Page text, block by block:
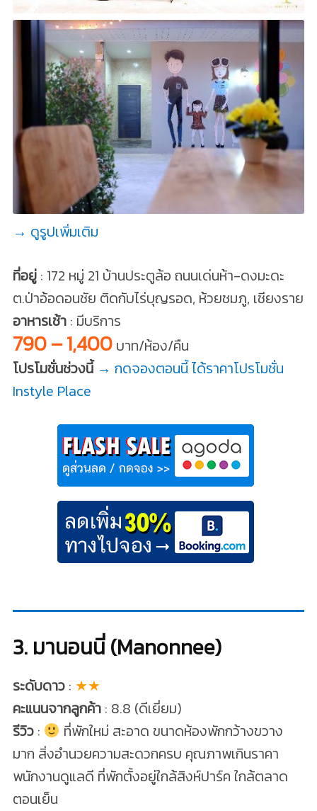
→ ดูรูปเพิ่มเติม
ที่อยู่: 172 หมู่ 21 บ้านประตูล้อ ถนนเด่นห้า-ดงมะดะ
ต.ป่าอ้อดอนชัย ติดกับไร่บุญรอด, ห้วยชมภู, เชียงราย
อาหารเช้า: มีบริการ
790 – 1,400บาท/ห้อง/คืน
โปรโมชั่นช่วงนี้ → กดจองตอนนี้ ได้ราคาโปรโมชั่น
Instyle Place
3. มานอนนี่ (Manonnee)
ระดับดาว: ★★
คะแนนจากลูกค้า : 8.8 (ดีเยี่ยม)
รีวิว:
ที่พักใหม่ สะอาด ขนาดห้องพักกว้างขวาง
มาก สิ่งอำนวยความสะดวกครบ คุณภาพเกินราคา
พนักงานดูแลดี ที่พักตั้งอยู่ใกล้สิงห์ปาร์ค ใกล้ตลาด
ตอนเย็น